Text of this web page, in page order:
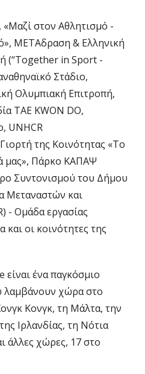
«Μαζί στον Αθλητισμό -
ΜΕΤΑδραση & Ελληνική
(“Together in Sport -
Στάδιο,
Ολυμπιακή Επιτροπή,
TAE KWON DO,
UNHCR
της Κοινότητας «Το
μας», Πάρκο ΚΑΠΑΨ
Συντονισμού του Δήμου
Μεταναστών και
- Ομάδα εργασίας
και οι κοινότητες της
ένα παγκόσμιο
λαμβάνουν χώρα στο
Κονγκ, τη Μάλτα, την
Ιρλανδίας, τη Νότια
άλλες χώρες, 17 στο